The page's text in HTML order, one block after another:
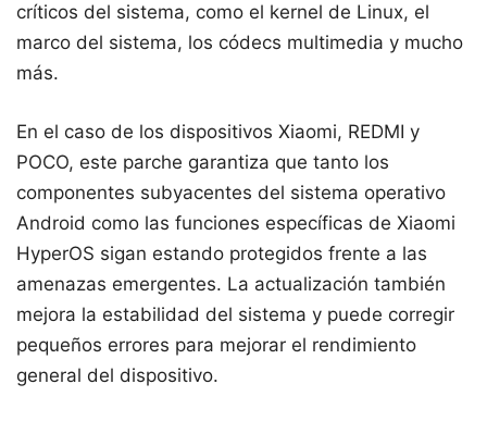
críticos del sistema, como el kernel de Linux, el
marco del sistema, los códecs multimedia y mucho
más.
En el caso de los dispositivos Xiaomi, REDMI y
POCO, este parche garantiza que tanto los
componentes subyacentes del sistema operativo
Android como las funciones específicas de Xiaomi
HyperOS sigan estando protegidos frente a las
amenazas emergentes. La actualización también
mejora la estabilidad del sistema y puede corregir
pequeños errores para mejorar el rendimiento
general del dispositivo.